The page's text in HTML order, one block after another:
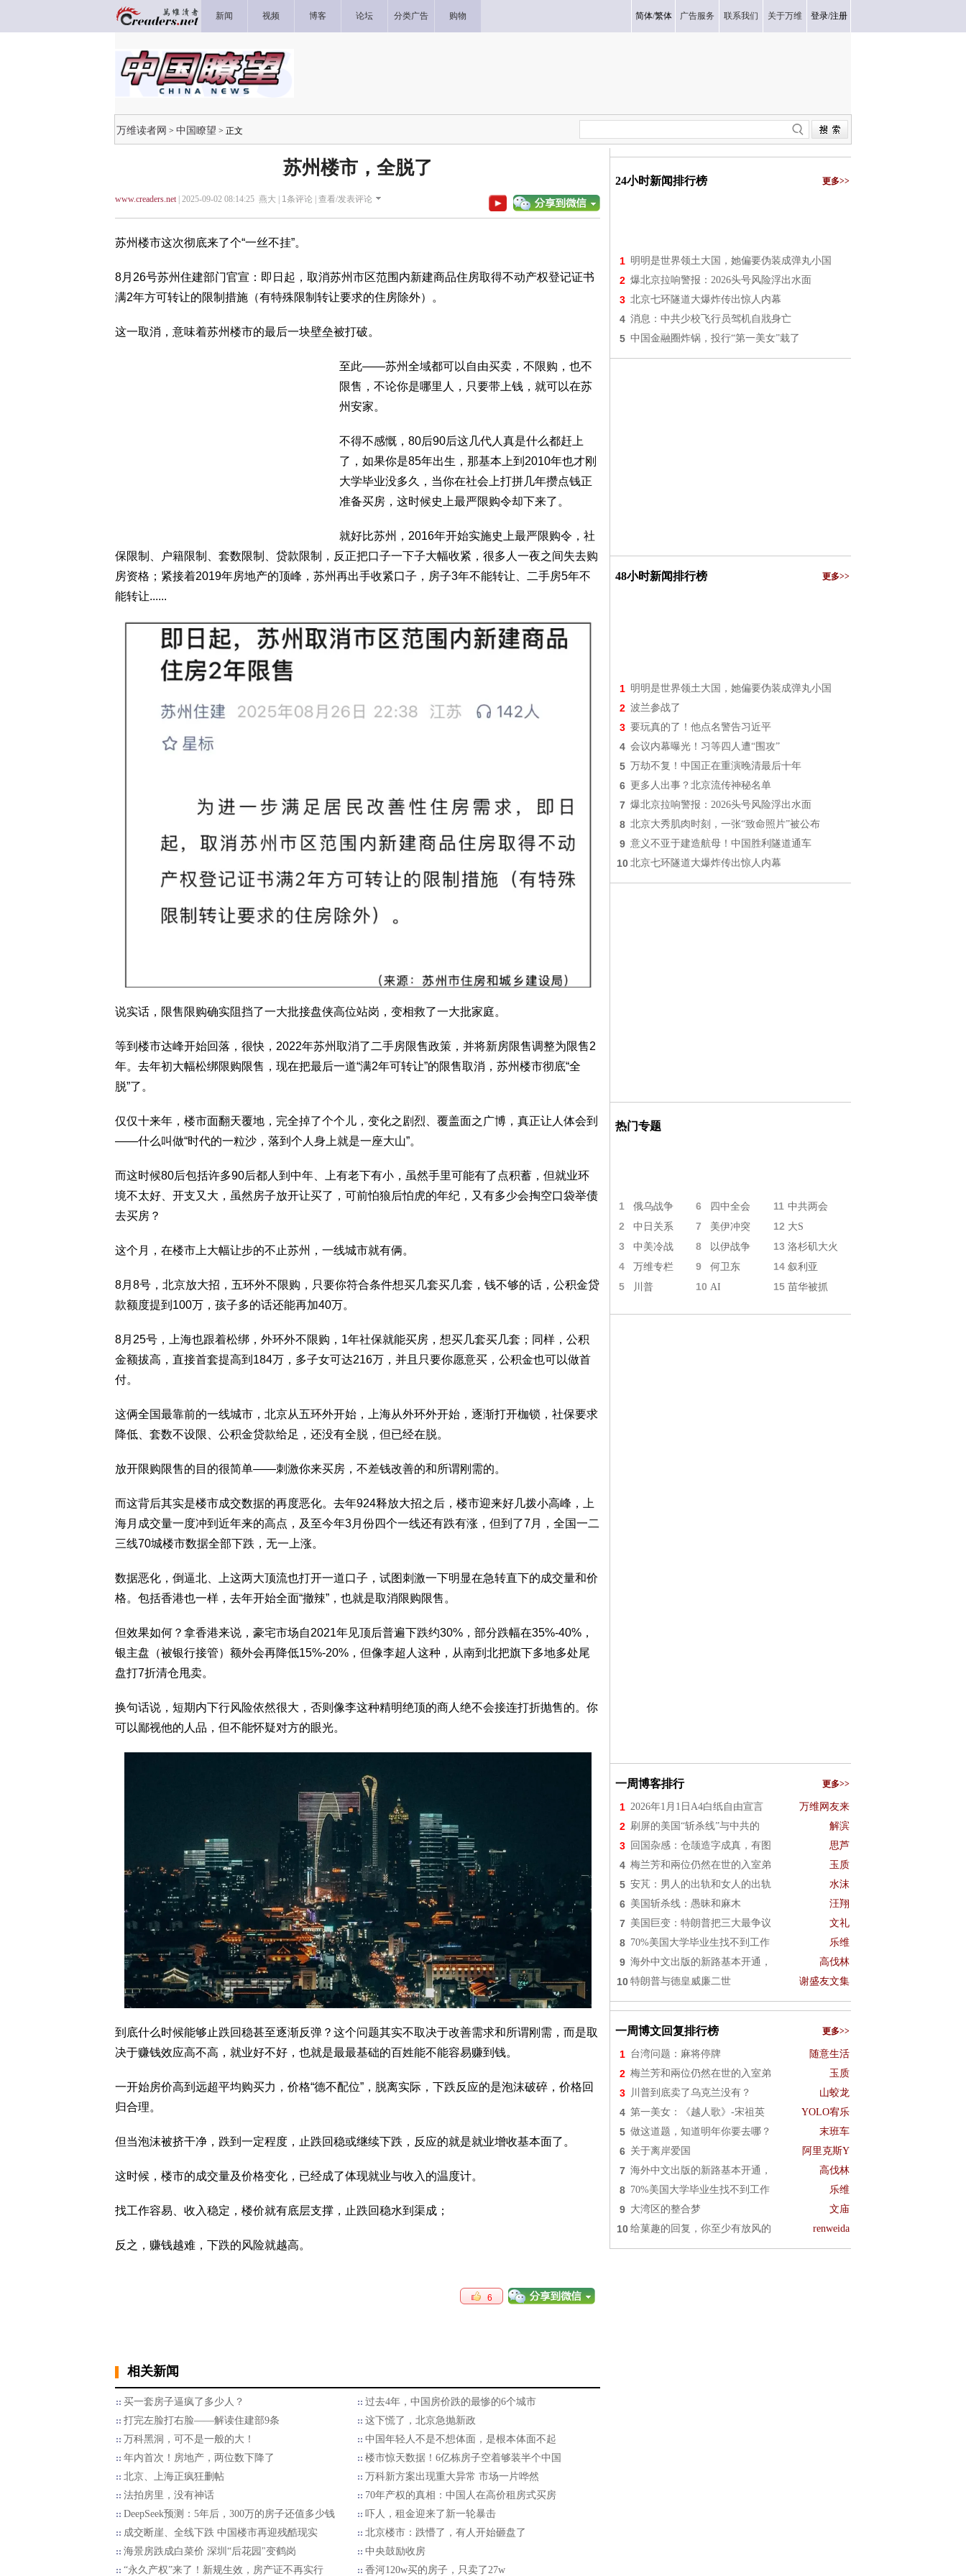
新闻 视频 博客 论坛 分类广告 购物 简体/繁体 广告服务 联系我们 关于万维 登录/注册
万维读者网 > 中国瞭望 > 正文
苏州楼市，全脱了
www.creaders.net| 2025-09-02 08:14:25 燕大 | 1条评论 | 查看/发表评论
苏州楼市这次彻底来了个“一丝不挂”。
8月26号苏州住建部门官宣：即日起，取消苏州市区范围内新建商品住房取得不动产权登记证书
满2年方可转让的限制措施（有特殊限制转让要求的住房除外）。
这一取消，意味着苏州楼市的最后一块壁垒被打破。
至此——苏州全域都可以自由买卖，不限购，也不
限售，不论你是哪里人，只要带上钱，就可以在苏
州安家。
不得不感慨，80后90后这几代人真是什么都赶上
了，如果你是85年出生，那基本上到2010年也才刚
大学毕业没多久，当你在社会上打拼几年攒点钱正
准备买房，这时候史上最严限购令却下来了。
就好比苏州，2016年开始实施史上最严限购令，社
保限制、户籍限制、套数限制、贷款限制，反正把口子一下子大幅收紧，很多人一夜之间失去购
房资格；紧接着2019年房地产的顶峰，苏州再出手收紧口子，房子3年不能转让、二手房5年不
能转让......
说实话，限售限购确实阻挡了一大批接盘侠高位站岗，变相救了一大批家庭。
等到楼市达峰开始回落，很快，2022年苏州取消了二手房限售政策，并将新房限售调整为限售2
年。去年初大幅松绑限购限售，现在把最后一道“满2年可转让”的限售取消，苏州楼市彻底“全
脱”了。
仅仅十来年，楼市面翻天覆地，完全掉了个个儿，变化之剧烈、覆盖面之广博，真正让人体会到
——什么叫做“时代的一粒沙，落到个人身上就是一座大山”。
而这时候80后包括许多90后都人到中年、上有老下有小，虽然手里可能有了点积蓄，但就业环
境不太好、开支又大，虽然房子放开让买了，可前怕狼后怕虎的年纪，又有多少会掏空口袋举债
去买房？
这个月，在楼市上大幅让步的不止苏州，一线城市就有俩。
8月8号，北京放大招，五环外不限购，只要你符合条件想买几套买几套，钱不够的话，公积金贷
款额度提到100万，孩子多的话还能再加40万。
8月25号，上海也跟着松绑，外环外不限购，1年社保就能买房，想买几套买几套；同样，公积
金额拔高，直接首套提高到184万，多子女可达216万，并且只要你愿意买，公积金也可以做首
付。
这俩全国最靠前的一线城市，北京从五环外开始，上海从外环外开始，逐渐打开枷锁，社保要求
降低、套数不设限、公积金贷款给足，还没有全脱，但已经在脱。
放开限购限售的目的很简单——刺激你来买房，不差钱改善的和所谓刚需的。
而这背后其实是楼市成交数据的再度恶化。去年924释放大招之后，楼市迎来好几拨小高峰，上
海月成交量一度冲到近年来的高点，及至今年3月份四个一线还有跌有涨，但到了7月，全国一二
三线70城楼市数据全部下跌，无一上涨。
数据恶化，倒逼北、上这两大顶流也打开一道口子，试图刺激一下明显在急转直下的成交量和价
格。包括香港也一样，去年开始全面“撤辣”，也就是取消限购限售。
但效果如何？拿香港来说，豪宅市场自2021年见顶后普遍下跌约30%，部分跌幅在35%-40%，
银主盘（被银行接管）额外会再降低15%-20%，但像李超人这种，从南到北把旗下多地多处尾
盘打7折清仓甩卖。
换句话说，短期内下行风险依然很大，否则像李这种精明绝顶的商人绝不会接连打折抛售的。你
可以鄙视他的人品，但不能怀疑对方的眼光。
到底什么时候能够止跌回稳甚至逐渐反弹？这个问题其实不取决于改善需求和所谓刚需，而是取
决于赚钱效应高不高，就业好不好，也就是最最基础的百姓能不能容易赚到钱。
一开始房价高到远超平均购买力，价格“德不配位”，脱离实际，下跌反应的是泡沫破碎，价格回
归合理。
但当泡沫被挤干净，跌到一定程度，止跌回稳或继续下跌，反应的就是就业增收基本面了。
这时候，楼市的成交量及价格变化，已经成了体现就业与收入的温度计。
找工作容易、收入稳定，楼价就有底层支撑，止跌回稳水到渠成；
反之，赚钱越难，下跌的风险就越高。
6
相关新闻
买一套房子逼疯了多少人？
过去4年，中国房价跌的最惨的6个城市
打完左脸打右脸——解读住建部9条
这下慌了，北京急抛新政
万科黑洞，可不是一般的大！
中国年轻人不是不想体面，是根本体面不起
年内首次！房地产，两位数下降了
楼市惊天数据！6亿栋房子空着够装半个中国
北京、上海正疯狂删帖
万科新方案出现重大异常 市场一片哗然
​法拍房里，没有神话
70年产权的真相：中国人在高价租房式买房
DeepSeek预测：5年后，300万的房子还值多少钱
吓人，租金迎来了新一轮暴击
成交断崖、全线下跌 中国楼市再迎残酷现实
北京楼市：跌懵了，有人开始砸盘了
海景房跌成白菜价 深圳“后花园"变鹤岗
中央鼓励收房
“永久产权”来了！新规生效，房产证不再实行
香河120w买的房子，只卖了27w
24小时新闻排行榜 更多>>
1 明明是世界领土大国，她偏要伪装成弹丸小国
2 爆北京拉响警报：2026头号风险浮出水面
3 北京七环隧道大爆炸传出惊人内幕
4 消息：中共少校飞行员驾机自戕身亡
5 中国金融圈炸锅，投行“第一美女”栽了
48小时新闻排行榜 更多>>
1 明明是世界领土大国，她偏要伪装成弹丸小国
2 波兰参战了
3 要玩真的了！他点名警告习近平
4 会议内幕曝光！习等四人遭“围攻”
5 万劫不复！中国正在重演晚清最后十年
6 更多人出事？北京流传神秘名单
7 爆北京拉响警报：2026头号风险浮出水面
8 北京大秀肌肉时刻，一张“致命照片”被公布
9 意义不亚于建造航母！中国胜利隧道通车
10 北京七环隧道大爆炸传出惊人内幕
热门专题
1 俄乌战争 6 四中全会 11 中共两会
2 中日关系 7 美伊冲突 12 大S
3 中美冷战 8 以伊战争 13 洛杉矶大火
4 万维专栏 9 何卫东 14 叙利亚
5 川普 10 AI 15 苗华被抓
一周博客排行 更多>>
1 2026年1月1日A4白纸自由宣言 万维网友来
2 刷屏的美国“斩杀线”与中共的 解滨
3 回国杂感：仓颉造字成真，有图 思芦
4 梅兰芳和兩位仍然在世的入室弟 玉质
5 安芃：男人的出轨和女人的出轨 水沫
6 美国斩杀线：愚昧和麻木 汪翔
7 美国巨变：特朗普把三大最争议 文礼
8 70%美国大学毕业生找不到工作 乐维
9 海外中文出版的新路基本开通， 高伐林
10 特朗普与德皇威廉二世 谢盛友文集
一周博文回复排行榜 更多>>
1 台湾问题：麻将停牌 随意生活
2 梅兰芳和兩位仍然在世的入室弟 玉质
3 川普到底卖了乌克兰没有？ 山蛟龙
4 第一美女：《越人歌》-宋祖英 YOLO宥乐
5 做这道题，知道明年你要去哪？ 末班车
6 关于离岸爱国 阿里克斯Y
7 海外中文出版的新路基本开通， 高伐林
8 70%美国大学毕业生找不到工作 乐维
9 大湾区的整合梦 文庙
10 给菓趣的回复，你至少有放风的 renweida